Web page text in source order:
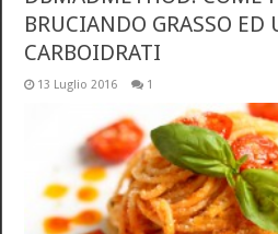
BRUCIANDO GRASSO ED
CARBOIDRATI
13 Luglio 2016 1